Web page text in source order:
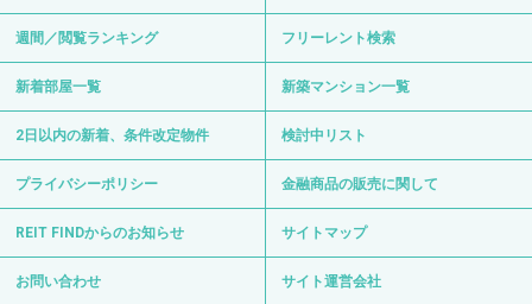
週間／閲覧ランキング フリーレント検索
新着部屋一覧 新築マンション一覧
2日以内の新着、条件改定物件 検討中リスト
プライバシーポリシー 金融商品の販売に関して
REIT FINDからのお知らせ サイトマップ
お問い合わせ サイト運営会社